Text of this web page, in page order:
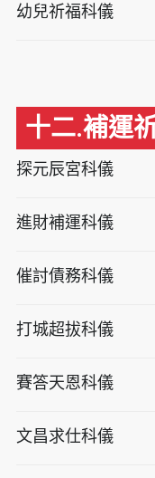
幼兒祈福科儀
十二.補運
探元辰宮科儀
進財補運科儀
催討債務科儀
打城超拔科儀
賽答天恩科儀
文昌求仕科儀